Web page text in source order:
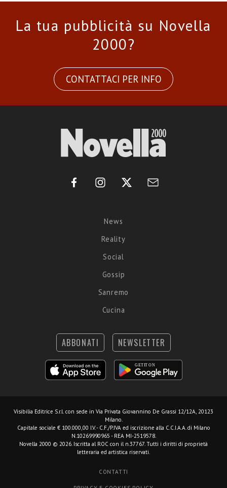
La tua pubblicità su Novella
2000?
CONTATTACI PER INFO
News
Reality
Social
Gossip
Sanremo
Cucina
ABBONATI NEWSLETTER
Visibilia Editrice S.r.l. con sede in Via Privata Giovannino De Grassi 12/12A, 20123
Milano.
Capitale sociale € 100.000,00 I.V. - C.F./P.IVA ed iscrizione alla C.C.I.A.A. di Milano
N.10269990965 - REA MI-2519578.
Novella 2000 © 2026. Iscritta al ROC con il n.37767. Tutti i diritti di proprietà
letteraria ed artistica riservati.
CONTATTI